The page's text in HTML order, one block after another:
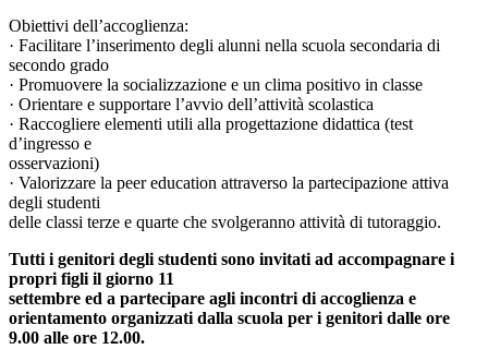
Obiettivi dell’accoglienza:
· Facilitare l’inserimento degli alunni nella scuola secondaria di
secondo grado
· Promuovere la socializzazione e un clima positivo in classe
· Orientare e supportare l’avvio dell’attività scolastica
· Raccogliere elementi utili alla progettazione didattica (test
d’ingresso e
osservazioni)
· Valorizzare la peer education attraverso la partecipazione attiva
degli studenti
delle classi terze e quarte che svolgeranno attività di tutoraggio.
Tutti i genitori degli studenti sono invitati ad accompagnare i
propri figli il giorno 11
settembre ed a partecipare agli incontri di accoglienza e
orientamento organizzati dalla scuola per i genitori dalle ore
9.00 alle ore 12.00.